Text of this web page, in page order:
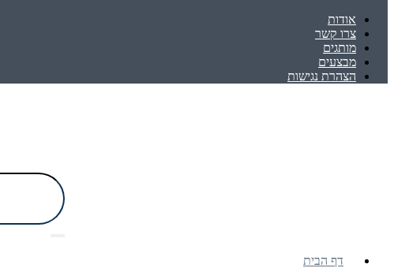
אודות
צרו קשר
מותגים
מבצעים
הצהרת נגישות
דף הבית